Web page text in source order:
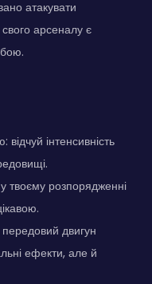
атакувати
арсеналу є
інтенсивність
твоєму розпорядженні
двигун
ефекти, але й